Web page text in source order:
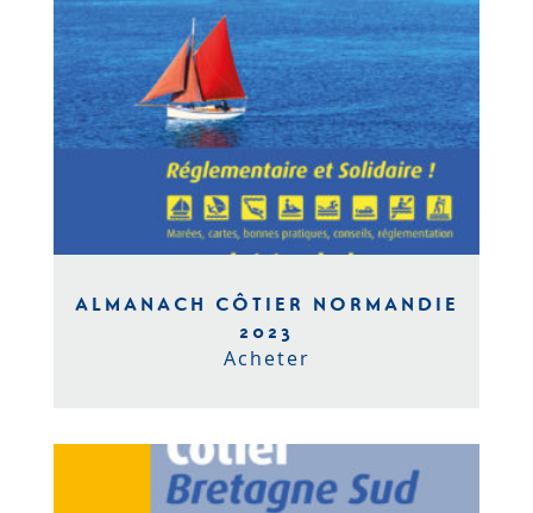
ALMANACH CÔTIER NORMANDIE
2023
Acheter